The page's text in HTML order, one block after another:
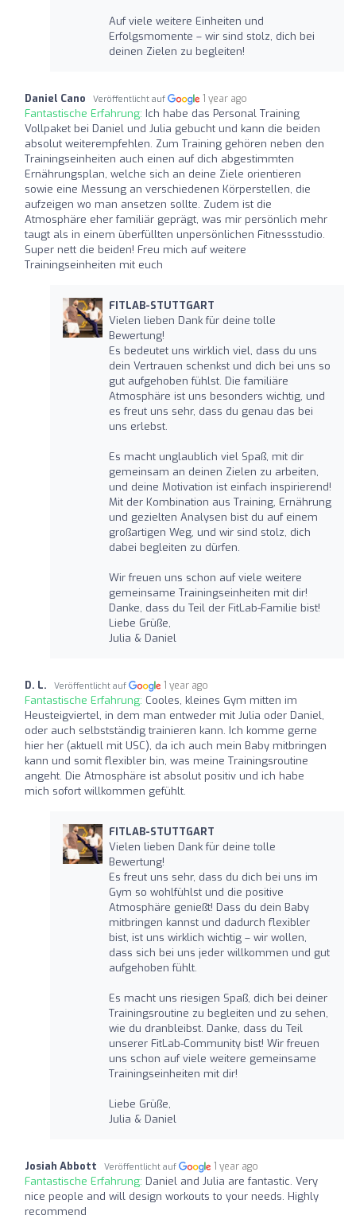
Auf viele weitere Einheiten und
Erfolgsmomente – wir sind stolz, dich bei
deinen Zielen zu begleiten!
Daniel Cano Veröffentlicht auf 1 year ago
Fantastische Erfahrung: Ich habe das Personal Training
Vollpaket bei Daniel und Julia gebucht und kann die beiden
absolut weiterempfehlen. Zum Training gehören neben den
Trainingseinheiten auch einen auf dich abgestimmten
Ernährungsplan, welche sich an deine Ziele orientieren
sowie eine Messung an verschiedenen Körperstellen, die
aufzeigen wo man ansetzen sollte. Zudem ist die
Atmosphäre eher familiär geprägt, was mir persönlich mehr
taugt als in einem überfüllten unpersönlichen Fitnessstudio.
Super nett die beiden! Freu mich auf weitere
Trainingseinheiten mit euch
FITLAB-STUTTGART
Vielen lieben Dank für deine tolle
Bewertung!
Es bedeutet uns wirklich viel, dass du uns
dein Vertrauen schenkst und dich bei uns so
gut aufgehoben fühlst. Die familiäre
Atmosphäre ist uns besonders wichtig, und
es freut uns sehr, dass du genau das bei
uns erlebst.
Es macht unglaublich viel Spaß, mit dir
gemeinsam an deinen Zielen zu arbeiten,
und deine Motivation ist einfach inspirierend!
Mit der Kombination aus Training, Ernährung
und gezielten Analysen bist du auf einem
großartigen Weg, und wir sind stolz, dich
dabei begleiten zu dürfen.
Wir freuen uns schon auf viele weitere
gemeinsame Trainingseinheiten mit dir!
Danke, dass du Teil der FitLab-Familie bist!
Liebe Grüße,
Julia & Daniel
D. L. Veröffentlicht auf 1 year ago
Fantastische Erfahrung: Cooles, kleines Gym mitten im
Heusteigviertel, in dem man entweder mit Julia oder Daniel,
oder auch selbstständig trainieren kann. Ich komme gerne
hier her (aktuell mit USC), da ich auch mein Baby mitbringen
kann und somit flexibler bin, was meine Trainingsroutine
angeht. Die Atmosphäre ist absolut positiv und ich habe
mich sofort willkommen gefühlt.
FITLAB-STUTTGART
Vielen lieben Dank für deine tolle
Bewertung!
Es freut uns sehr, dass du dich bei uns im
Gym so wohlfühlst und die positive
Atmosphäre genießt! Dass du dein Baby
mitbringen kannst und dadurch flexibler
bist, ist uns wirklich wichtig – wir wollen,
dass sich bei uns jeder willkommen und gut
aufgehoben fühlt.
Es macht uns riesigen Spaß, dich bei deiner
Trainingsroutine zu begleiten und zu sehen,
wie du dranbleibst. Danke, dass du Teil
unserer FitLab-Community bist! Wir freuen
uns schon auf viele weitere gemeinsame
Trainingseinheiten mit dir!
Liebe Grüße,
Julia & Daniel
Josiah Abbott Veröffentlicht auf 1 year ago
Fantastische Erfahrung: Daniel and Julia are fantastic. Very
nice people and will design workouts to your needs. Highly
recommend